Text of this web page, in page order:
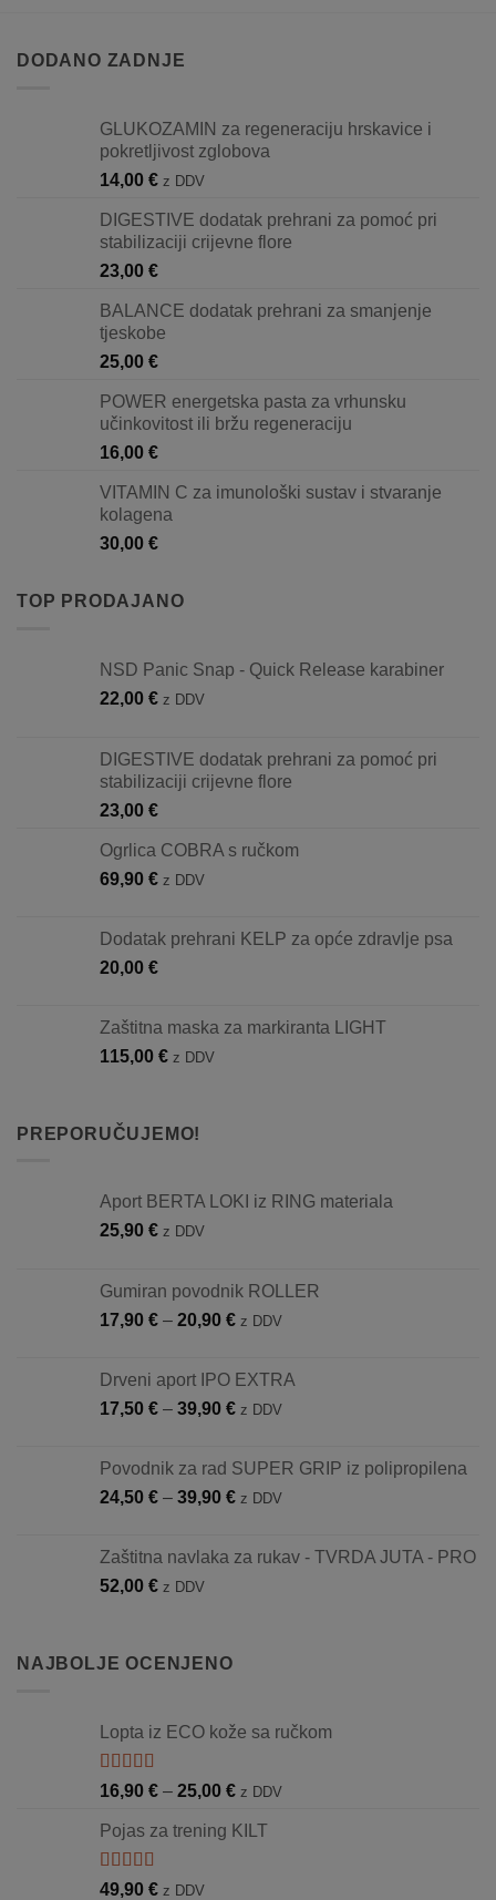
DODANO ZADNJE
GLUKOZAMIN za regeneraciju hrskavice i
pokretljivost zglobova
14,00 € z DDV
DIGESTIVE dodatak prehrani za pomoć pri
stabilizaciji crijevne flore
23,00 €
BALANCE dodatak prehrani za smanjenje
tjeskobe
25,00 €
POWER energetska pasta za vrhunsku
učinkovitost ili bržu regeneraciju
16,00 €
VITAMIN C za imunološki sustav i stvaranje
kolagena
30,00 €
TOP PRODAJANO
NSD Panic Snap - Quick Release karabiner
22,00 € z DDV
DIGESTIVE dodatak prehrani za pomoć pri
stabilizaciji crijevne flore
23,00 €
Ogrlica COBRA s ručkom
69,90 € z DDV
Dodatak prehrani KELP za opće zdravlje psa
20,00 €
Zaštitna maska za markiranta LIGHT
115,00 € z DDV
PREPORUČUJEMO!
Aport BERTA LOKI iz RING materiala
25,90 € z DDV
Gumiran povodnik ROLLER
17,90 € – 20,90 €Raspon
17,90 €
do
z DDV
Drveni aport IPO EXTRA
17,50 € – 39,90 €Raspon
17,50 €
do
z DDV
Povodnik za rad SUPER GRIP iz polipropilena
24,50 € – 39,90 €Raspon
24,50 €
z DDV
Zaštitna navlaka za rukav - TVRDA JUTA - PRO
52,00 € z DDV
NAJBOLJE OCENJENO
Lopta iz ECO kože sa ručkom
Ocjenjeno
5.00
16,90 € – 25,00 €Raspon
od
z DDV
Pojas za trening KILT
Ocjenjeno
49,90 € z DDV